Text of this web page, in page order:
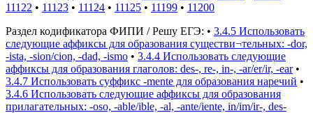
11122 • 11123 • 11124 • 11125 • 11199 • 11200
Раздел кодификатора ФИПИ / Решу ЕГЭ: • 3.4.5 Использовать
следующие аффиксы для образования существи¬тельных: -dor,
-ista, -sion/cion, -dad, -ismo • 3.4.4 Использовать следующие
аффиксы для образования глаголов: des-, re-, in-, -ar/er/ir, -ear •
3.4.7 Использовать суффикс -mente для образования наречий •
3.4.6 Использовать следующие аффиксы для образования
прилагательных: -oso, -able/ible, -al, -ante/iente, in/im/ir-, des-